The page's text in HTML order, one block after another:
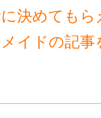
決めてもら
イドの記事